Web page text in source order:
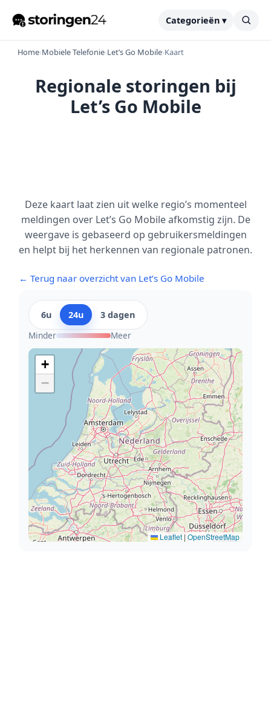
Categorieën ▾
Home›Mobiele Telefonie›Let’s Go Mobile›Kaart
Regionale storingen bij
Let’s Go Mobile
Deze kaart laat zien uit welke regio’s momenteel
meldingen over Let’s Go Mobile afkomstig zijn. De
weergave is gebaseerd op gebruikersmeldingen
en helpt bij het herkennen van regionale patronen.
← Terug naar overzicht van Let’s Go Mobile
6u 24u
3 dagen
Minder
Meer
+
−
Leaflet|OpenStreetMap